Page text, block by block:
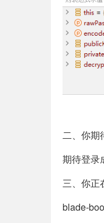
二、你期
期待登录
三、你正
blade-